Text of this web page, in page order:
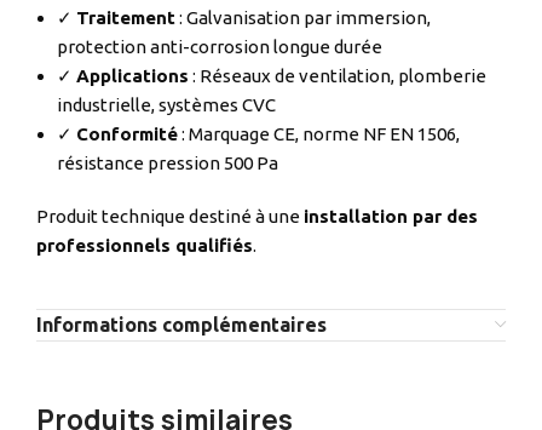
✓ Traitement: Galvanisation par immersion,
protection anti-corrosion longue durée
✓ Applications : Réseaux de ventilation, plomberie
industrielle, systèmes CVC
✓ Conformité: Marquage CE, norme NF EN 1506,
résistance pression 500 Pa
Produit technique destiné à une installation par des
professionnels qualifiés.
Informations complémentaires
Produits similaires